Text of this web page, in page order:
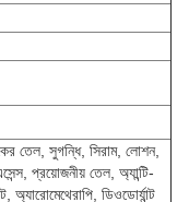
তেল, সুগন্ধি, সিরাম, লোশন,
প্রয়োজনীয় তেল, অ্যান্টি-
ডিওডোর্যান্ট